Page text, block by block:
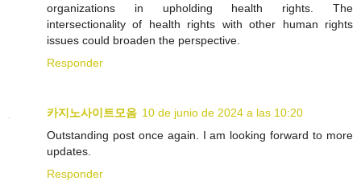
organizations in upholding health rights. The
intersectionality of health rights with other human rights
issues could broaden the perspective.
Responder
카지노사이트모음 10 de junio de 2024 a las 10:20
Outstanding post once again. I am looking forward to more
updates.
Responder